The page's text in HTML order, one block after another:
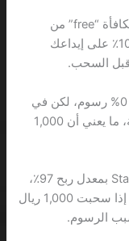
واحد من الأخطاء الشائعة هو الاعتماد على مكافأة “free” من
888casino التي تقول إنك ستحصل على 100٪ على إيداعك
على عكس ذلك، السحب الفوري يحتاج إلى 0% رسوم، لكن في
الواقع يضيفون 2.5٪ من المبلغ كتكلفة إدارية، ما يعني أن 1,000
مقارنة سريعة: إذا لعبت 20 دورة في Starburst بمعدل ربح 97٪،
ستحصل على 970 ريال من 1,000 ريال؛ أما إذا سحبت 1,000 ريال